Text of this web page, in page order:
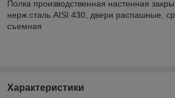
Полка производственная настенная
нерж.сталь AISI 430, двери распашные,
съемная
Характеристики